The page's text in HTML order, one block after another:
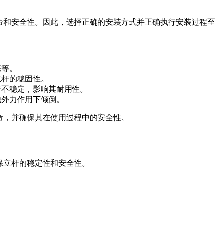
安全性。因此，选择正确的安装方式并正确执行安装过程至
。
的稳固性。
稳定，影响其耐用性。
力作用下倾倒。
并确保其在使用过程中的安全性。
杆的稳定性和安全性。